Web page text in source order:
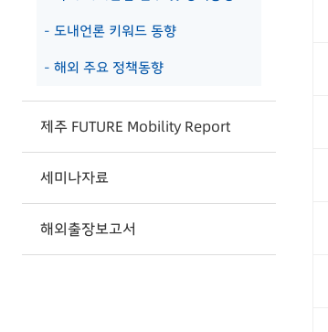
- 도내언론 키워드 동향
- 해외 주요 정책동향
제주 FUTURE Mobility Report
세미나자료
해외출장보고서